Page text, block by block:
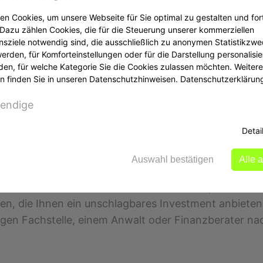
bestehen. Wie hoch die Chancen
Deutschland oder der EU genutzt wurden,
Online-Angeboten achten sollten. Ein fehlendes
Ihnen extrem hohe Renditen versprochen
den Vertragsunterlagen deuten oft auf unseriöse
der BaFin, um festzustellen, ob
und suchen Sie nach Hinweisen in Fachportalen.
die Ihnen ein unschlagbares Investment
Fachstelle, einem Anwalt oder Finanzberater
Cookies, um unsere Webseite für Sie optimal zu gestalten und
zählen Cookies, die für die Steuerung unserer kommerziellen
notwendig sind, die ausschließlich zu anonymen
für Komforteinstellungen oder für die Darstellung
für welche Kategorie Sie die Cookies zulassen möchten. Weitere
finden Sie in unseren Datenschutzhinweisen.
Auswahl bestätigen Alle